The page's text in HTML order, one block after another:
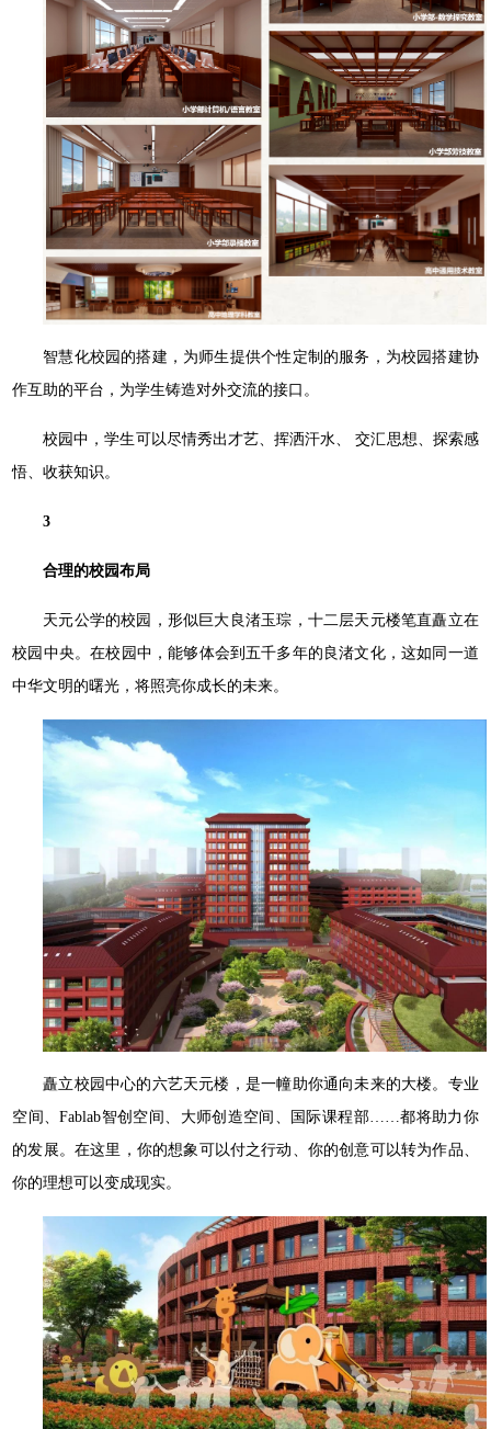
智慧化校园的搭建，为师⽣提供个性定制的服务，为校园搭建协
作互助的平台，为学⽣铸造对外交流的接口。
校园中，学⽣可以尽情秀出才艺、挥洒汗⽔、 交汇思想、探索感
悟、收获知识。
3
合理的校园布局
天元公学的校园，形似巨⼤良渚⽟琮，⼗⼆层天元楼笔直矗⽴在
校园中央。在校园中，能够体会到五千多年的良渚⽂化，这如同一道
中华⽂明的曙光，将照亮你成⻓的未来。
矗立校园中心的六艺天元楼，是⼀幢助你通向未来的⼤楼。专业
空间、Fablab智创空间、⼤师创造空间、国际课程部……都将助⼒你
的发展。在这⾥，你的想象可以付之⾏动、你的创意可以转为作品、
你的理想可以变成现实。